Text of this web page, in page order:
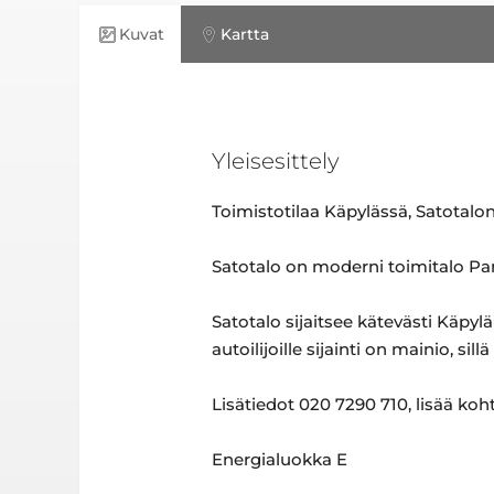
Kuvat Kartta
Yleisesittely
Toimistotilaa Käpylässä,
Satotalo on moderni toimitalo
Satotalo sijaitsee kätevästi
autoilijoille sijainti on mainio,
Lisätiedot 020 7290 710, lisää
Energialuokka E